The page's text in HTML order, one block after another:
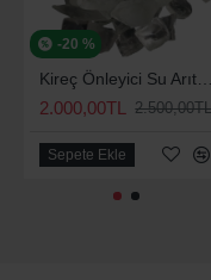
-20 %
Kireç Önleyici Su Arıtma Ve Yumuşatma Silifoz Polifosfat 2,5 Kg
2.000,00TL 2.500,00TL
Sepete Ekle